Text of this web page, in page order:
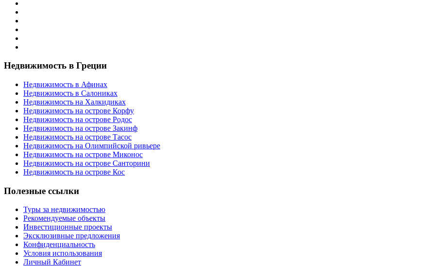
Недвижимость в Греции
Недвижимость в Афинах
Недвижимость в Салониках
Недвижимость на Халкидиках
Недвижимость на острове Корфу
Недвижимость на острове Родос
Недвижимость на острове Закинф
Недвижимость на острове Тасос
Недвижимость на Олимпийской ривьере
Недвижимость на острове Миконос
Недвижимость на острове Санторини
Недвижимость на острове Кос
Полезные ссылки
Туры за недвижимостью
Рекомендуемые объекты
Инвестиционные проекты
Эксклюзивные предложения
Конфиденциальность
Условия использования
Личный Кабинет